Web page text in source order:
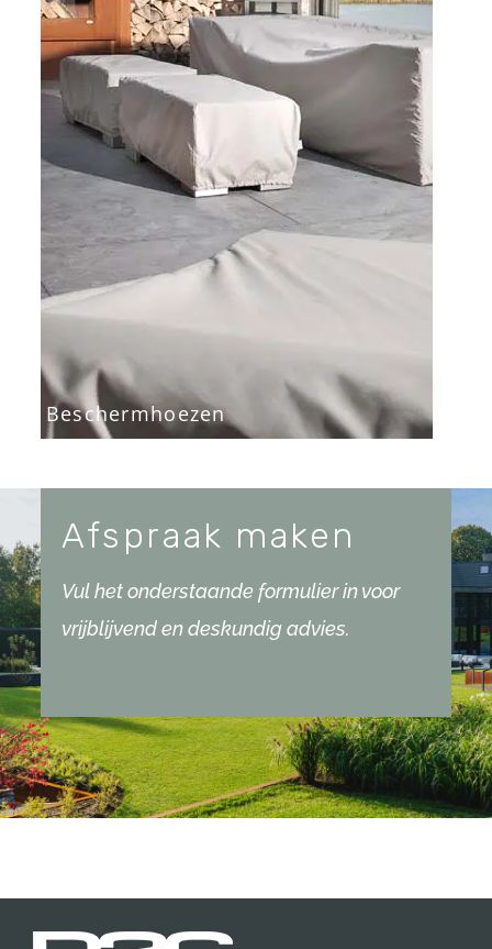
Beschermhoezen
Afspraak maken
Vul het onderstaande formulier in voor
vrijblijvend en deskundig advies.